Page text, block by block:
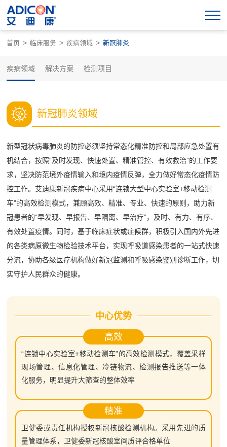
首页 > 临床服务 > 疾病领域 > 新冠肺炎
疾病领域 解决方案 检测项目
新冠肺炎领域
新型冠状病毒肺炎的防控必须坚持常态化精准防控和局部应急处置有
机结合，按照“及时发现、快速处置、精准管控、有效救治”的工作要
求，坚决防范境外疫情输入和境内疫情反弹，全力做好常态化疫情防
控工作。艾迪康新冠疾病中心采用“连锁大型中心实验室+移动检测
车”的高效检测模式，兼顾高效、精准、专业、快速的原则，助力新
冠患者的“早发现、早报告、早隔离、早治疗”，及时、有力、有序、
有效处置疫情。同时，基于临床症状或症候群，积极引入国内外先进
的各类病原微生物检验技术平台，实现呼吸道感染患者的一站式快速
分流，协助各级医疗机构做好新冠监测和呼吸感染鉴别诊断工作，切
实守护人民群众的健康。
中心优势
高效
“连锁中心实验室+移动检测车”的高效检测模式，覆盖采样
现场管理、信息化管理、冷链物流、检测报告推送等一体
化服务，明显提升大筛查的整体效率
精准
卫健委或责任机构授权新冠核酸检测机构。采用先进的质
量管理体系，卫健委新冠核酸室间质评合格单位